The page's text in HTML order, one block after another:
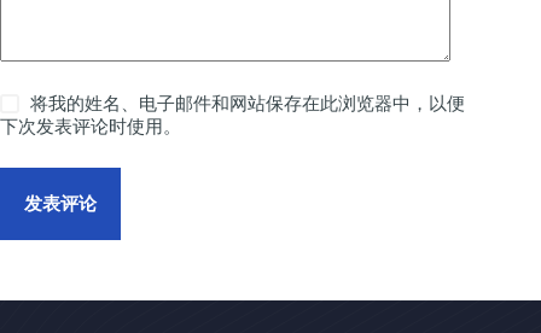
将我的姓名、电子邮件和网站保存在此浏览器中，以便
下次发表评论时使用。
发表评论